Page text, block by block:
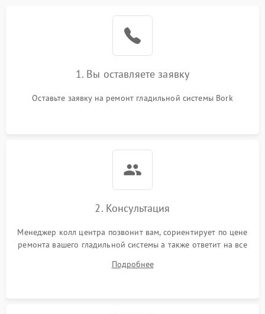
1. Вы оставляете заявку
Оставьте заявку на ремонт гладильной системы Bork
2. Консультация
Менеджер колл центра позвонит вам, сориентирует по цене
ремонта вашего гладильной системы а также ответит на все
Подробнее